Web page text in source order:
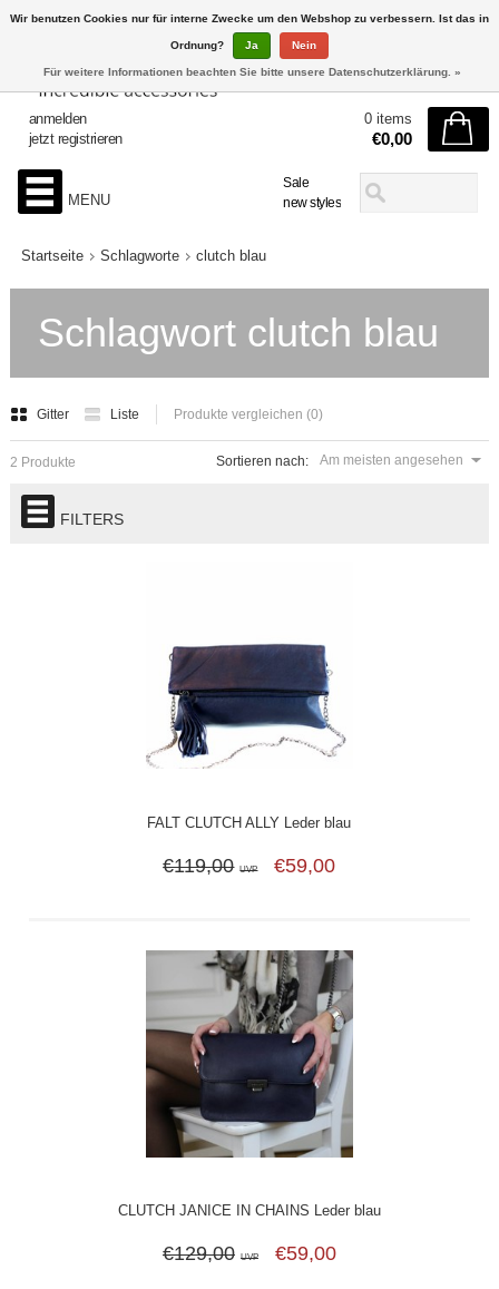
Sale
new styles
anmelden
jetzt registrieren
0 items
€0,00
MENU
Startseite Schlagworte clutch blau
Schlagwort clutch blau
Gitter Liste Produkte vergleichen (0)
Sortieren nach: Am meisten angesehen
2 Produkte
FILTERS
FALT CLUTCH ALLY Leder blau
€119,00 UVP €59,00
CLUTCH JANICE IN CHAINS Leder blau
€129,00 UVP €59,00
Wir benutzen Cookies nur für interne Zwecke um den Webshop zu verbessern. Ist das in
Ordnung? Ja Nein
Für weitere Informationen beachten Sie bitte unsere Datenschutzerklärung. »